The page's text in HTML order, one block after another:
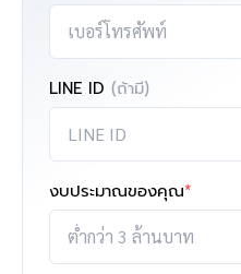
LINE ID (ถ้ามี)
งบประมาณของคุณ*